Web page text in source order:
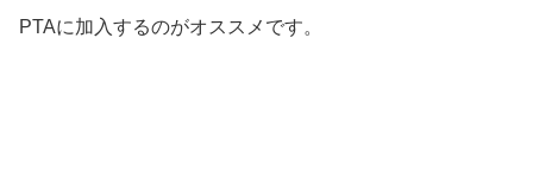
PTAに加入するのがオススメです。